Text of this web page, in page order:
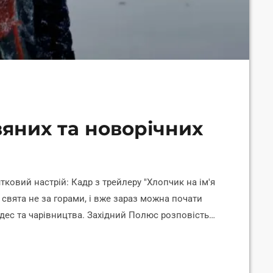
та новорічних
настрій: Кадр з трейлеру "Хлопчик на ім'я
не за горами, і вже зараз можна почати
та чарівництва. Західний Полюс розповість
Жанри – на будь-який смак: